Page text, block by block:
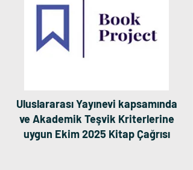
Uluslararası Yayınevi kapsamında
ve Akademik Teşvik Kriterlerine
uygun Ekim 2025 Kitap Çağrısı